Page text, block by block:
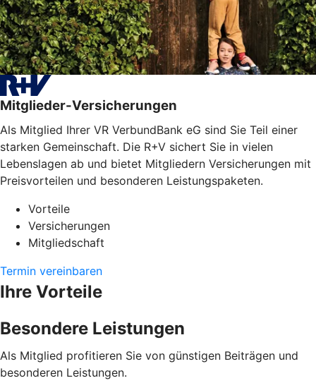
Mitglieder-Versicherungen
Als Mitglied Ihrer VR VerbundBank eG sind Sie Teil einer
starken Gemeinschaft. Die R+V sichert Sie in vielen
Lebenslagen ab und bietet Mitgliedern Versicherungen mit
Preisvorteilen und besonderen Leistungspaketen.
Vorteile
Versicherungen
Mitgliedschaft
Termin vereinbaren
Ihre Vorteile
Besondere Leistungen
Als Mitglied profitieren Sie von günstigen Beiträgen und
besonderen Leistungen.